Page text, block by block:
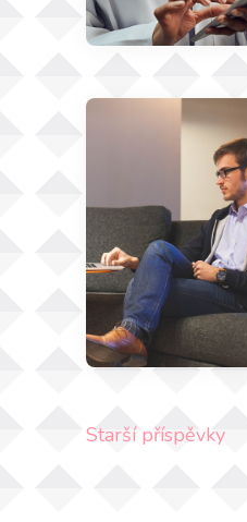
Navigace
Starší příspěvky